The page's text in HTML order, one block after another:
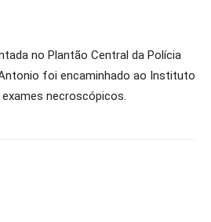
no Plantão Central da Polícia
foi encaminhado ao Instituto
necroscópicos.